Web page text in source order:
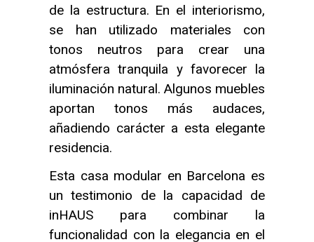
de la estructura. En el interiorismo,
se han utilizado materiales con
tonos neutros para crear una
atmósfera tranquila y favorecer la
iluminación natural. Algunos muebles
aportan tonos más audaces,
añadiendo carácter a esta elegante
residencia.
Esta casa modular en Barcelona es
un testimonio de la capacidad de
inHAUS para combinar la
funcionalidad con la elegancia en el